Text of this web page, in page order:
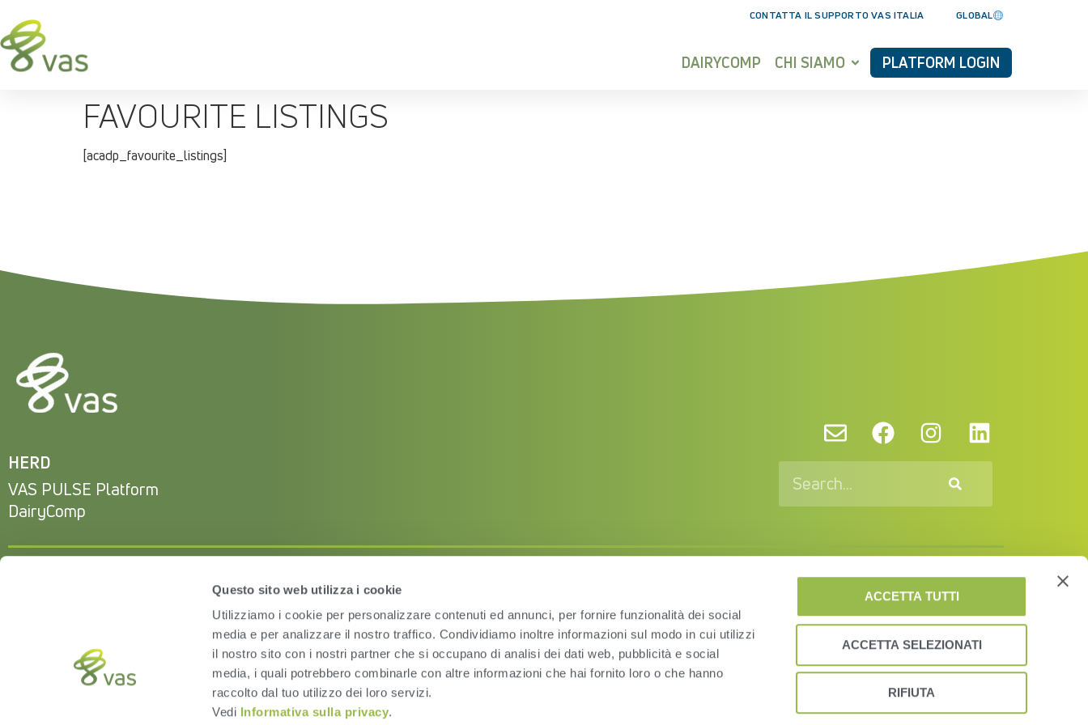
Questo sito web utilizza i cookie
Utilizziamo i cookie per personalizzare contenuti ed annunci, per fornire funzionalità dei social
media e per analizzare il nostro traffico. Condividiamo inoltre informazioni sul modo in cui utilizzi
il nostro sito con i nostri partner che si occupano di analisi dei dati web, pubblicità e social
media, i quali potrebbero combinarle con altre informazioni che hai fornito loro o che hanno
raccolto dal tuo utilizzo dei loro servizi.
Vedi Informativa sulla privacy.
ACCETTA TUTTI
ACCETTA SELEZIONATI
RIFIUTA
CONTATTA IL SUPPORTO VAS ITALIA GLOBAL
DAIRYCOMP CHI SIAMO PLATFORM LOGIN
FAVOURITE LISTINGS
[acadp_favourite_listings]
HERD
VAS PULSE Platform
DairyComp
Privacy Policy and Cookies EUSA EULA
© VAS 2023. A company of URUS.